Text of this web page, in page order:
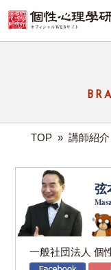
TOP » 講師紹
弦
一般社団法人 個